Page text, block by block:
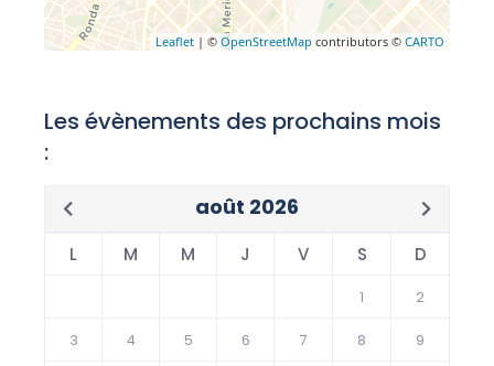
Leaflet | © OpenStreetMap contributors © CARTO
Les évènements des prochains mois
:
août 2026
L M M J V S D
1 2
3 4 5 6 7 8 9